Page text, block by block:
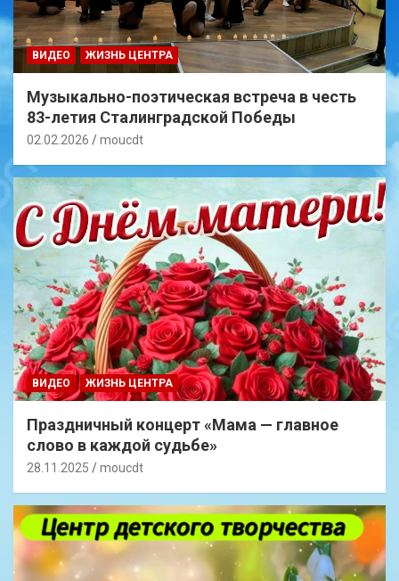
ВИДЕО ЖИЗНЬ ЦЕНТРА
Музыкально-поэтическая встреча в честь
83-летия Сталинградской Победы
02.02.2026 moucdt
ВИДЕО ЖИЗНЬ ЦЕНТРА
Праздничный концерт «Мама — главное
слово в каждой судьбе»
28.11.2025 moucdt